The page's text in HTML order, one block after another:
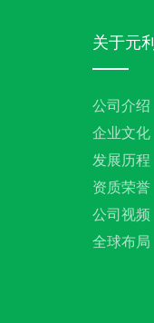
关于元利
公司介绍
企业文化
发展历程
资质荣誉
公司视频
全球布局